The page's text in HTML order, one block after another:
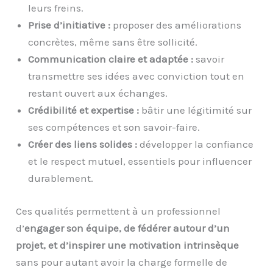
leurs freins.
Prise d’initiative : proposer des améliorations
concrètes, même sans être sollicité.
Communication claire et adaptée : savoir
transmettre ses idées avec conviction tout en
restant ouvert aux échanges.
Crédibilité et expertise : bâtir une légitimité sur
ses compétences et son savoir-faire.
Créer des liens solides : développer la confiance
et le respect mutuel, essentiels pour influencer
durablement.
Ces qualités permettent à un professionnel
d’engager son équipe, de fédérer autour d’un
projet, et d’inspirer une motivation intrinsèque
sans pour autant avoir la charge formelle de